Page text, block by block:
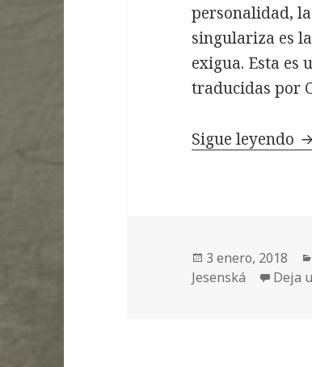
personalidad,
singulariza es
exigua. Esta es
traducidas por
Sigue leyendo
Publicado
el
3 enero, 2018
Jesenská
Deja